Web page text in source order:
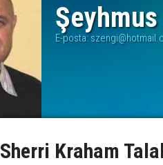
E-posta:
Sherri Kraham